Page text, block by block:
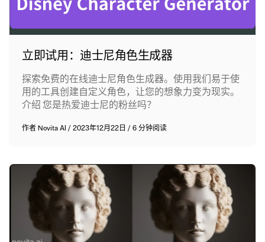
立即试用：迪士尼角色生成器
探索免费的在线迪士尼角色生成器。使用我们易于使
用的工具创建自定义角色，让您的想象力变为现实。
介绍 您是热爱迪士尼的粉丝吗？
作者 Novita AI /2023年12月22日/6 分钟阅读